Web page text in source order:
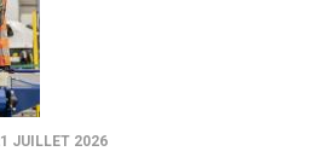
JUILLET 2026